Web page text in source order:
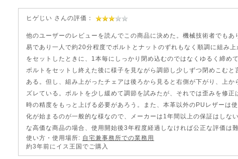
ヒゲじい さんの評価：
他のユーザーのレビューを読んでこの商品に決めた。機械技術者でもあ
易であり一人で約20分程度でボルトとナットのずれもなく順調に組み上
をセットしたときに、1本毎にしっかり閉め込むのではなくゆるく締め
ボルトをセットし終えた後に様子を見ながら調節し少しずつ閉めこむと
ある。但し、組み上がったチェアは後ろから見ると右側が下がり、上か
ズレている。ボルトを少し緩めて調節を試みたが、それでは歪みを修正
時の精度をもっと上げる必要があろう。また、本革以外のPUレザーは
化が始まるのが一般的な様なので、メーカーは1年間以上の保証はしな
な高価な商品の場合、使用開始後3年程度経過しなければ公正な評価は
使い方・使用場所: 自宅兼事務所での業務用
約3年前にイス王国でご購入